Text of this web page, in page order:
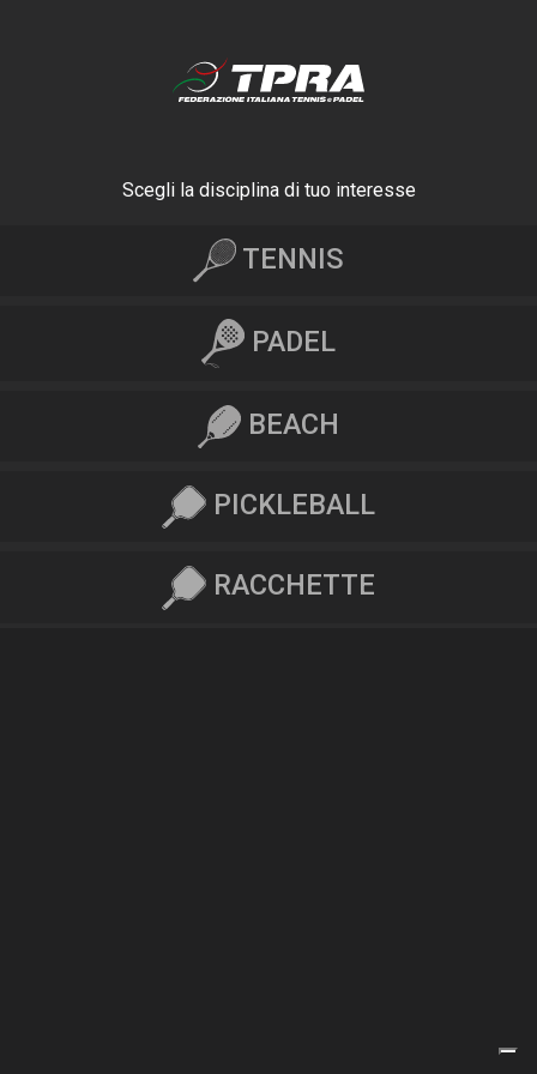
Scegli la disciplina di tuo interesse
TENNIS
PADEL
BEACH
PICKLEBALL
RACCHETTE